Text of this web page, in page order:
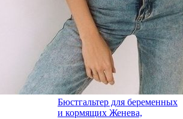
Бюстгальтер для беременных
и кормящих Женева,